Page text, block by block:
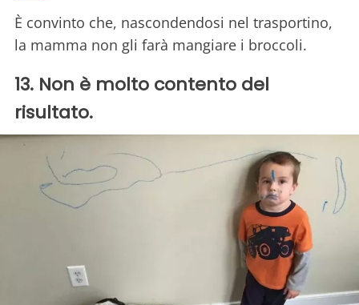
È convinto che, nascondendosi nel trasportino,
la mamma non gli farà mangiare i broccoli.
13. Non è molto contento del
risultato.